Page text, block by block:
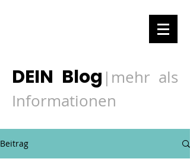
DEIN Blog | mehr als
Informationen
Beitrag